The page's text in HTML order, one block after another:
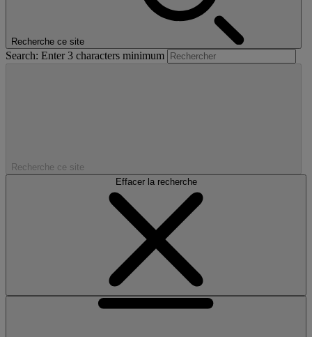
Recherche ce site
Search: Enter 3 characters minimum
Recherche ce site
Effacer la recherche